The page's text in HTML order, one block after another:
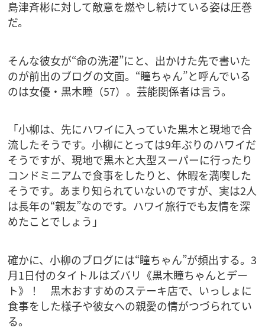
島津斉彬に対して敵意を燃やし続けている姿は圧巻
だ。
そんな彼女が“命の洗濯”にと、出かけた先で書いた
のが前出のブログの文面。“瞳ちゃん”と呼んでいる
のは女優・黒木瞳（57）。芸能関係者は言う。
「小柳は、先にハワイに入っていた黒木と現地で合
流したそうです。小柳にとっては9年ぶりのハワイだ
そうですが、現地で黒木と大型スーパーに行ったり
コンドミニアムで食事をしたりと、休暇を満喫した
そうです。あまり知られていないのですが、実は2人
は長年の“親友”なのです。ハワイ旅行でも友情を深
めたことでしょう」
確かに、小柳のブログには“瞳ちゃん”が頻出する。3
月1日付のタイトルはズバリ《黒木瞳ちゃんとデー
ト》！ 黒木おすすめのステーキ店で、いっしょに
食事をした様子や彼女への親愛の情がつづられてい
る。